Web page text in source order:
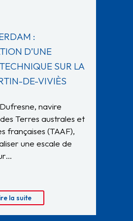
:
D’UNE
SUR LA
DE-VIVIÈS
navire
Terres australes et
françaises (TAAF),
une escale de
la suite